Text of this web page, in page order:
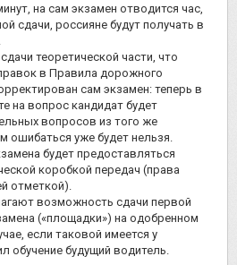
на сам экзамен отводится час,
сдачи, россияне будут получать в
теоретической части, что
в Правила дорожного
сам экзамен: теперь в
на вопрос кандидат будет
вопросов из того же
ошибаться уже будет нельзя.
будет предоставляться
коробкой передач (права
отметкой).
возможность сдачи первой
(«площадки») на одобренном
если таковой имеется у
обучение будущий водитель.